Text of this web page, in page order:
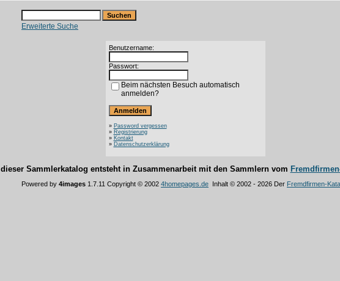
Erweiterte Suche
Benutzername:
Passwort:
Beim nächsten Besuch automatisch
anmelden?
» Password vergessen
» Registrierung
» Kontakt
» Datenschutzerklärung
dieser Sammlerkatalog entsteht in Zusammenarbeit mit den Sammlern vom
Powered by 4images 1.7.11 Copyright © 2002 4homepages.de Inhalt © 2002 - 2026 Der Fremdfirmen-